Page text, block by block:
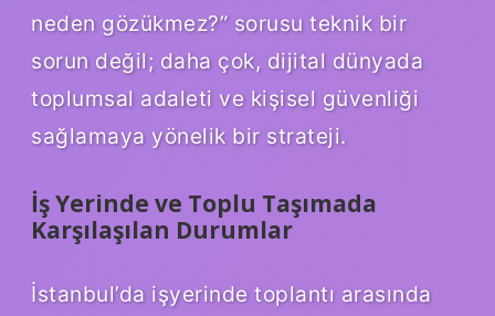
neden gözükmez?” sorusu teknik bir
sorun değil; daha çok, dijital dünyada
toplumsal adaleti ve kişisel güvenliği
sağlamaya yönelik bir strateji.
İş Yerinde ve Toplu Taşımada
Karşılaşılan Durumlar
İstanbul’da işyerinde toplantı arasında